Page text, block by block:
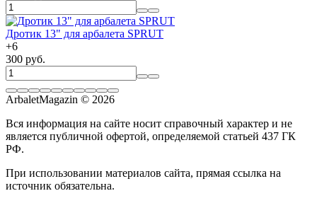
Дротик 13" для арбалета SPRUT
+6
300 руб.
ArbaletMagazin © 2026
Вся информация на сайте носит справочный характер и не
является публичной офертой, определяемой статьей 437 ГК
РФ.
При использовании материалов сайта, прямая ссылка на
источник обязательна.